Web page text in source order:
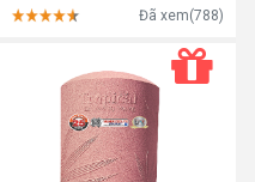
Đã xem(788)